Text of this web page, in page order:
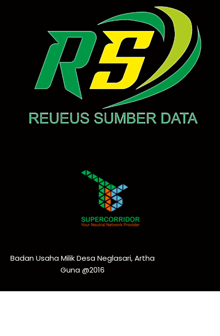
Badan Usaha Milik Desa Neglasari, Artha
Guna @2016